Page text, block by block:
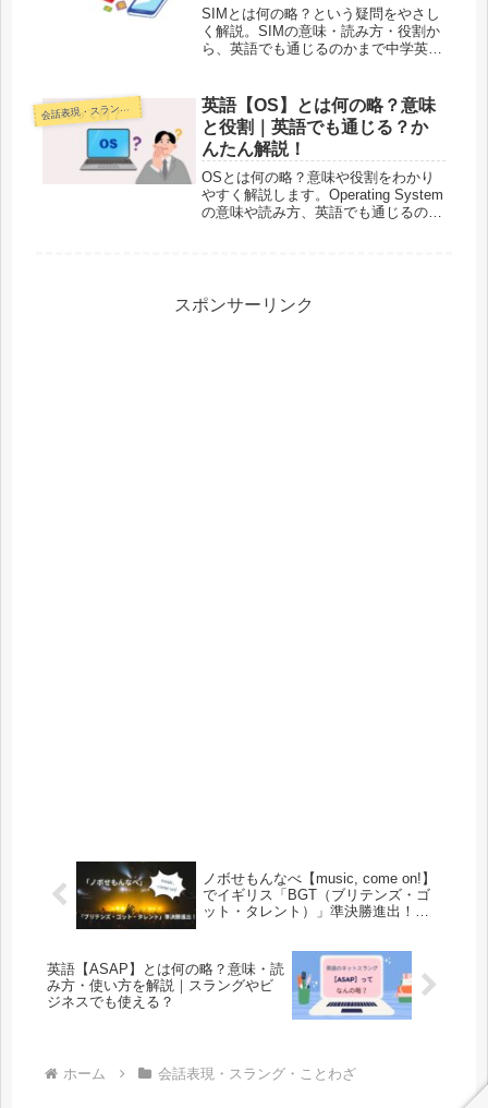
SIMとは何の略？という疑問をやさし
く解説。SIMの意味・読み方・役割か
ら、英語でも通じるのかまで中学英語
す。
会話表現・スラング・ことわざ
英語【OS】とは何の略？意味
と役割｜英語でも通じる？か
んたん解説！
OSとは何の略？意味や役割をわかり
やすく解説します。Operating System
の意味や読み方、英語でも通じるのか
スポンサーリンク
ノボせもんなべ【music, come on!】
でイギリス「BGT（ブリテンズ・ゴ
ット・タレント）」準決勝進出！髪
英語【ASAP】とは何の略？意味・読
み方・使い方を解説｜スラングやビ
ジネスでも使える？
ホーム 会話表現・スラング・ことわざ